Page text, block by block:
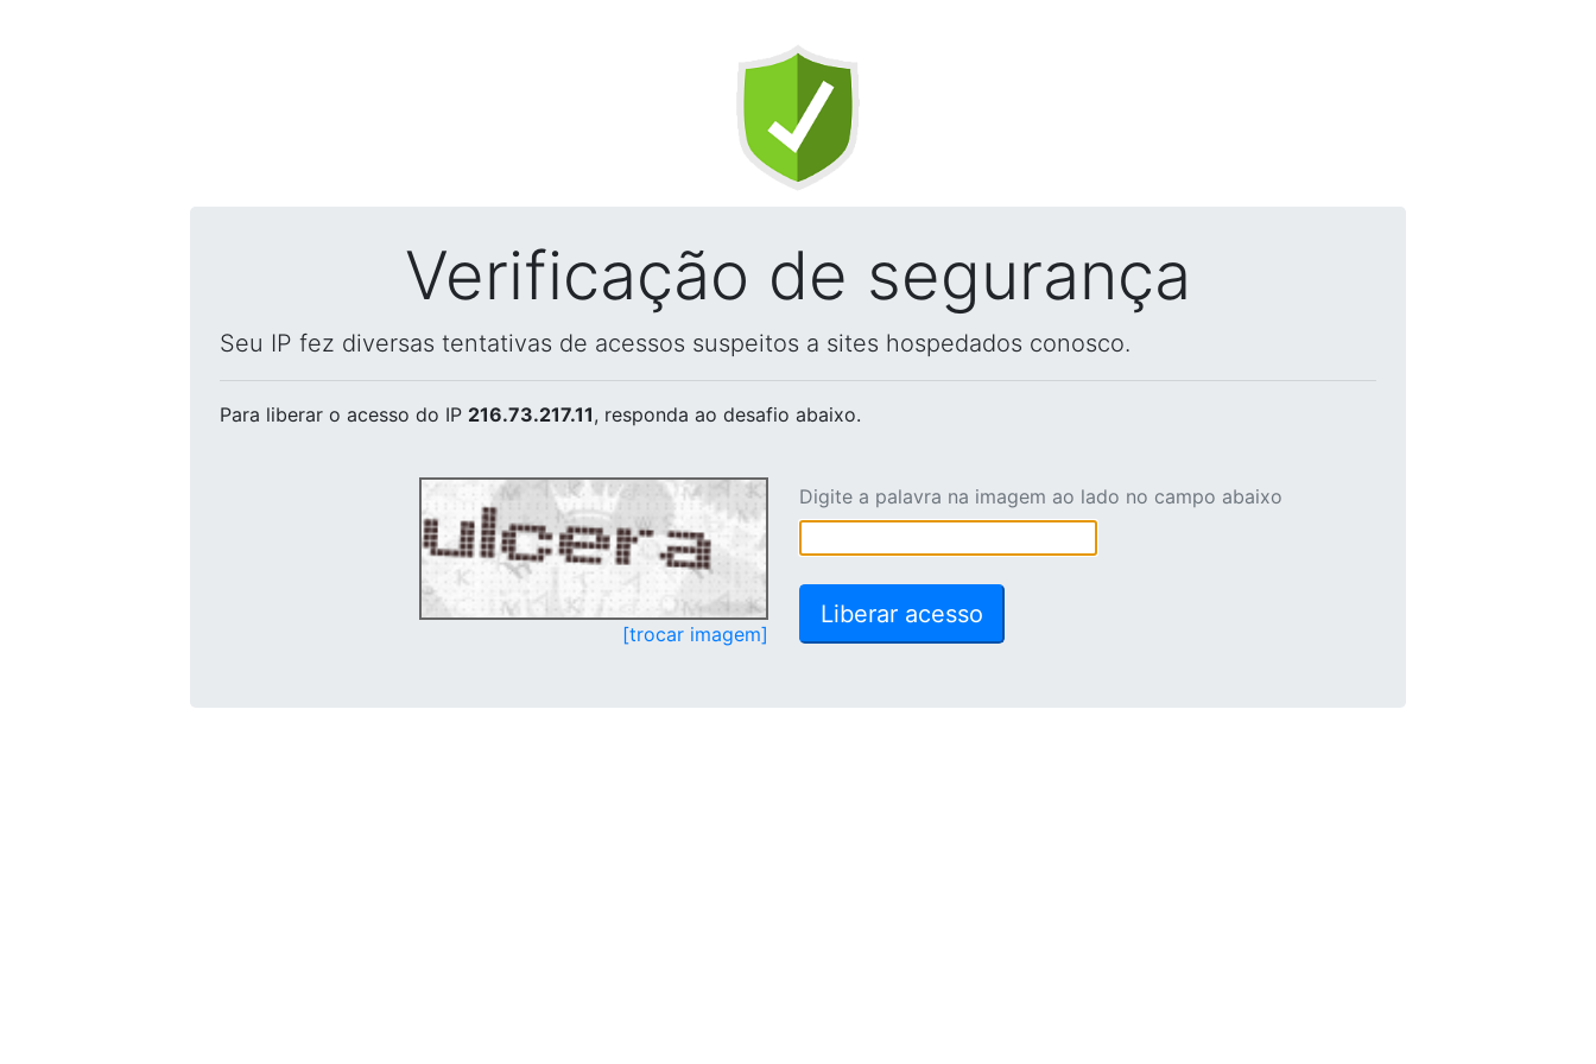
Verificação de segurança
Seu IP fez diversas tentativas de acessos suspeitos a sites hospedados conosco.
Para liberar o acesso do IP 216.73.217.11, responda ao desafio abaixo.
[trocar imagem]
Digite a palavra na imagem ao lado no campo abaixo